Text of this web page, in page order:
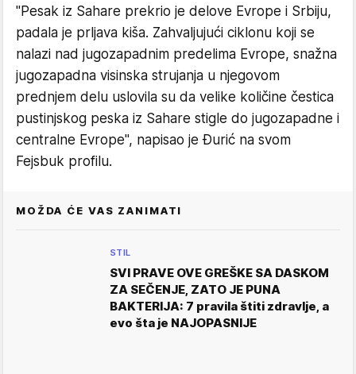
"Pesak iz Sahare prekrio je delove Evrope i Srbiju,
padala je prljava kiša. Zahvaljujući ciklonu koji se
nalazi nad jugozapadnim predelima Evrope, snažna
jugozapadna visinska strujanja u njegovom
prednjem delu uslovila su da velike količine čestica
pustinjskog peska iz Sahare stigle do jugozapadne i
centralne Evrope", napisao je Đurić na svom
Fejsbuk profilu.
MOŽDA ĆE VAS ZANIMATI
STIL
SVI PRAVE OVE GREŠKE SA DASKOM
ZA SEČENJE, ZATO JE PUNA
BAKTERIJA: 7 pravila štiti zdravlje, a
evo šta je NAJOPASNIJE